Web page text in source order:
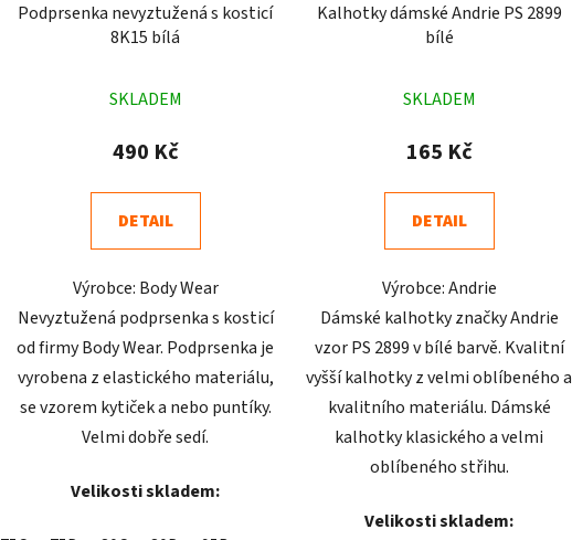
Podprsenka nevyztužená s kosticí
8K15 bílá
hodnocení
produktu
4,5
z
hvězdiček.
SKLADEM
490 Kč
DETAIL
Výrobce: Body Wear
Nevyztužená podprsenka s kosticí
od firmy Body Wear. Podprsenka je
vyrobena z elastického materiálu,
se vzorem kytiček a nebo puntíky.
Velmi dobře sedí.
Velikosti skladem:
Kalhotky dámské Andrie PS 2899
bílé
hodnocení
produktu
4,9
z
hvězdiček.
SKLADEM
165 Kč
DETAIL
Výrobce: Andrie
Dámské kalhotky značky Andrie
vzor PS 2899 v bílé barvě. Kvalitní
vyšší kalhotky z velmi oblíbeného a
kvalitního materiálu. Dámské
kalhotky klasického a velmi
oblíbeného střihu.
Velikosti skladem: